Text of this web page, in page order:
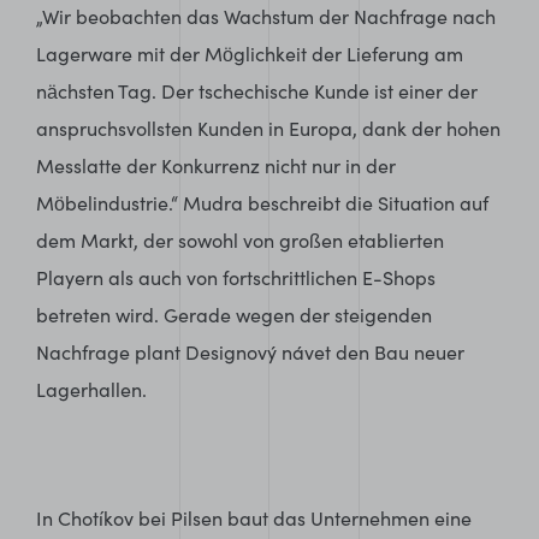
„Wir beobachten das Wachstum der Nachfrage nach
Lagerware mit der Möglichkeit der Lieferung am
nächsten Tag. Der tschechische Kunde ist einer der
anspruchsvollsten Kunden in Europa, dank der hohen
Messlatte der Konkurrenz nicht nur in der
Möbelindustrie.“ Mudra beschreibt die Situation auf
dem Markt, der sowohl von großen etablierten
Playern als auch von fortschrittlichen E-Shops
betreten wird. Gerade wegen der steigenden
Nachfrage plant Designový návet den Bau neuer
Lagerhallen.
In Chotíkov bei Pilsen baut das Unternehmen eine